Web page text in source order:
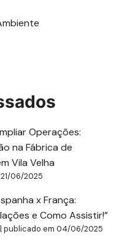
Operações:
na Fábrica de
Vila Velha
06/2025
x França:
e Como Assistir!”
|publicado em 04/06/2025